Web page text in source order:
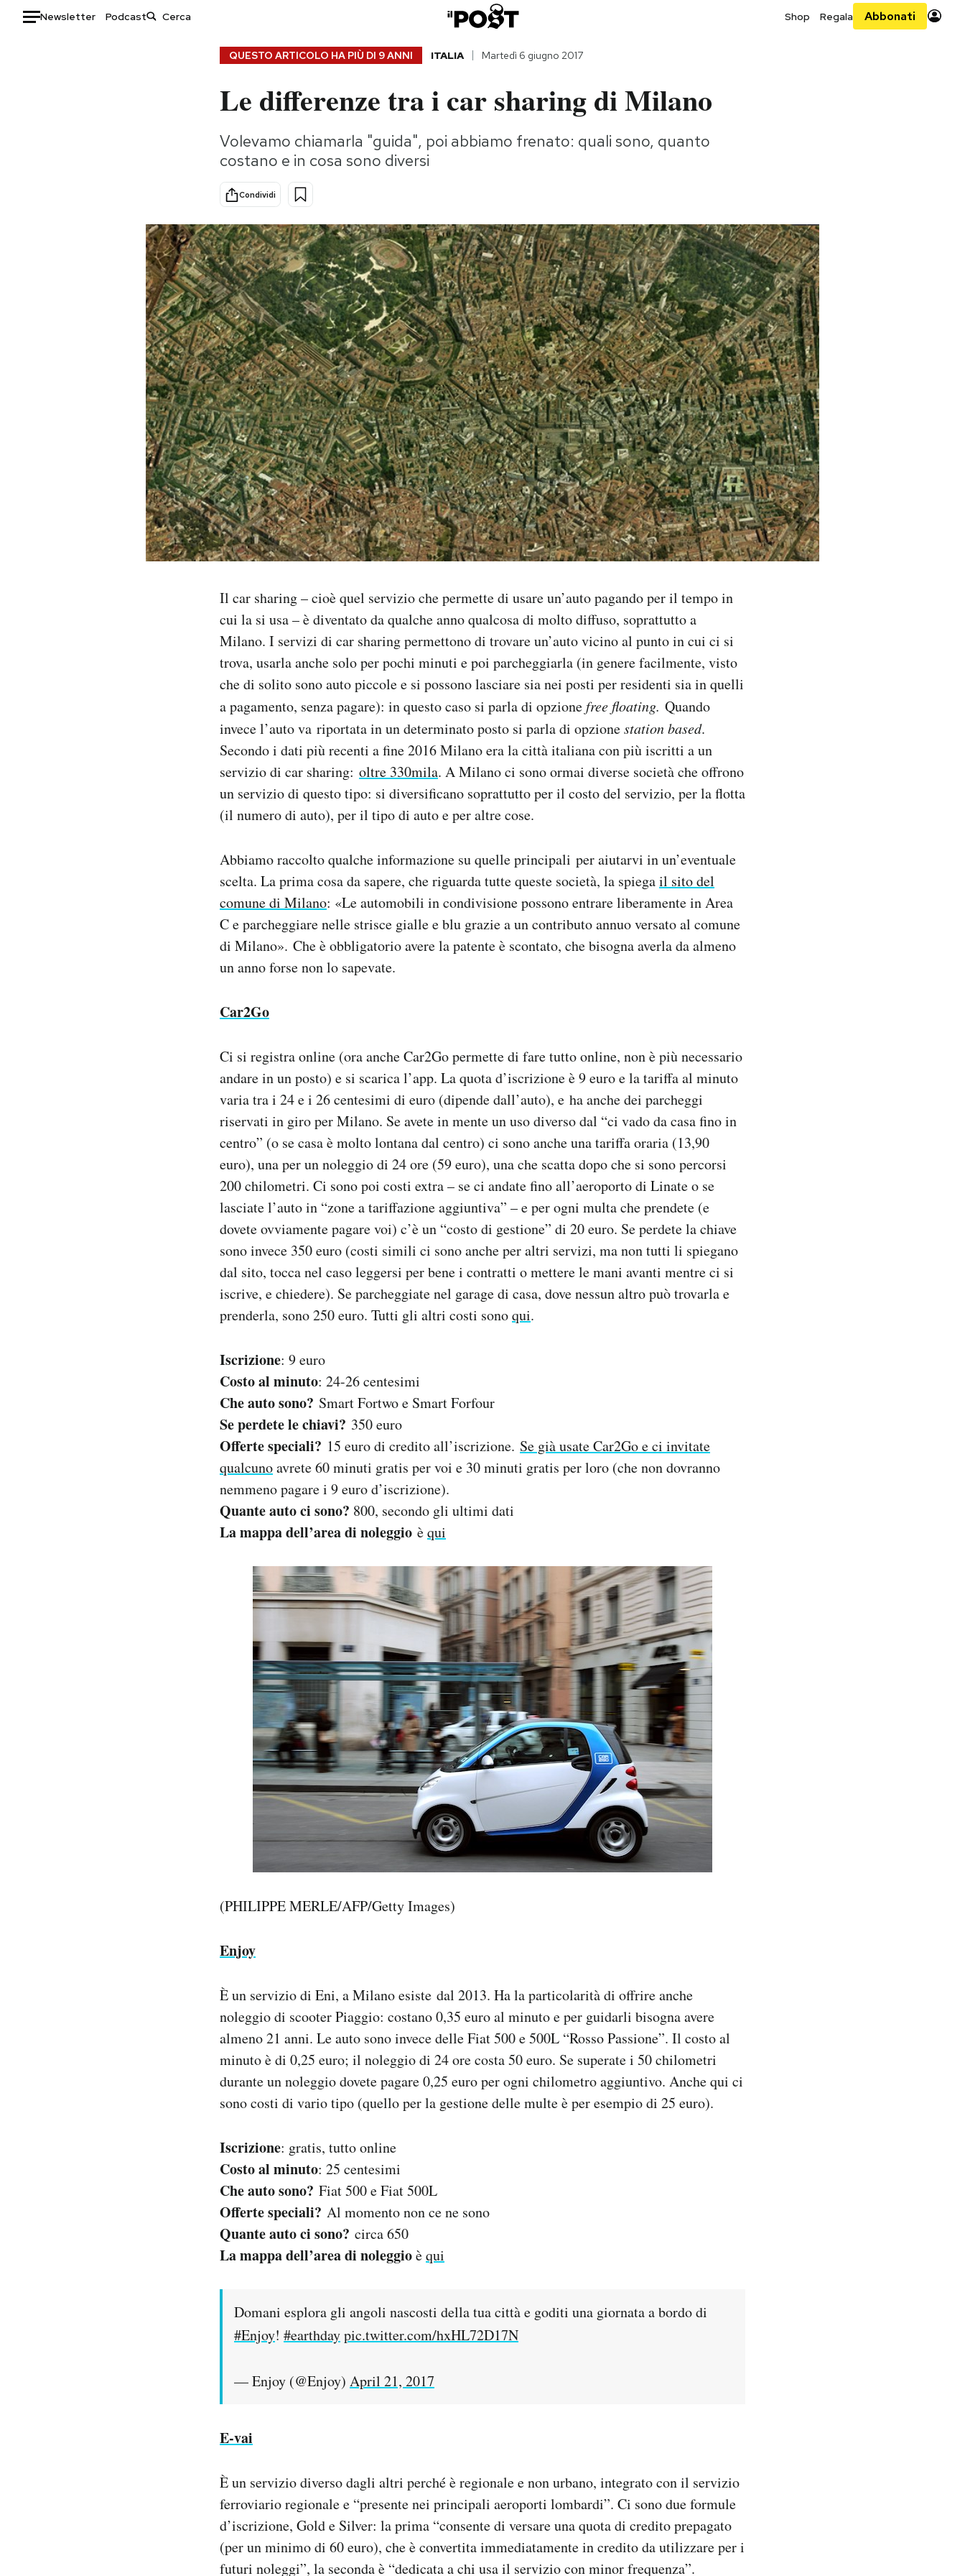
Newsletter Podcast Shop Regala Abbonati
Consumismi
Storie/Idee
Ok Boomer!
Media
Europa
Altrecose
Mondiali calcio 2026
QUESTO ARTICOLO HA PIÙ DI 9 ANNI ITALIA Martedì 6 giugno 2017
Le differenze tra i car sharing di Milano
Volevamo chiamarla "guida", poi abbiamo frenato: quali sono, quanto
costano e in cosa sono diversi
Condividi
Il car sharing – cioè quel servizio che permette di usare un’auto pagando per il tempo in
cui la si usa – è diventato da qualche anno qualcosa di molto diffuso, soprattutto a
Milano. I servizi di car sharing permettono di trovare un’auto vicino al punto in cui ci si
trova, usarla anche solo per pochi minuti e poi parcheggiarla (in genere facilmente, visto
che di solito sono auto piccole e si possono lasciare sia nei posti per residenti sia in quelli
a pagamento, senza pagare): in questo caso si parla di opzionefree floating. Quando
invece l’auto va riportata in un determinato posto si parla di opzionestation based.
Secondo i dati più recenti a fine 2016 Milano era la città italiana con più iscritti a un
servizio di car sharing: oltre 330mila. A Milano ci sono ormai diverse società che offrono
un servizio di questo tipo: si diversificano soprattutto per il costo del servizio, per la flotta
(il numero di auto), per il tipo di auto e per altre cose.
Abbiamo raccolto qualche informazione su quelle principali per aiutarvi in un’eventuale
scelta. La prima cosa da sapere, che riguarda tutte queste società, la spiegail sito del
comune di Milano: «Le automobili in condivisione possono entrare liberamente in Area
C e parcheggiare nelle strisce gialle e blu grazie a un contributo annuo versato al comune
di Milano». Che è obbligatorio avere la patente è scontato, che bisogna averla da almeno
un anno forse non lo sapevate.
Car2Go
Ci si registra online (ora anche Car2Go permette di fare tutto online, non è più necessario
andare in un posto) e si scarica l’app. La quota d’iscrizione è 9 euro e la tariffa al minuto
varia tra i 24 e i 26 centesimi di euro (dipende dall’auto), e ha anche dei parcheggi
riservati in giro per Milano. Se avete in mente un uso diverso dal “ci vado da casa fino in
centro” (o se casa è molto lontana dal centro) ci sono anche una tariffa oraria (13,90
euro), una per un noleggio di 24 ore (59 euro), una che scatta dopo che si sono percorsi
200 chilometri. Ci sono poi costi extra – se ci andate fino all’aeroporto di Linate o se
lasciate l’auto in “zone a tariffazione aggiuntiva” – e per ogni multa che prendete (e
dovete ovviamente pagare voi) c’è un “costo di gestione” di 20 euro. Se perdete la chiave
sono invece 350 euro (costi simili ci sono anche per altri servizi, ma non tutti li spiegano
dal sito, tocca nel caso leggersi per bene i contratti o mettere le mani avanti mentre ci si
iscrive, e chiedere). Se parcheggiate nel garage di casa, dove nessun altro può trovarla e
prenderla, sono 250 euro. Tutti gli altri costi sonoqui.
Iscrizione: 9 euro
Costo al minuto: 24-26 centesimi
Che auto sono? Smart Fortwo e Smart Forfour
Se perdete le chiavi? 350 euro
Offerte speciali? 15 euro di credito all’iscrizione. Se già usate Car2Go e ci invitate
qualcunoavrete 60 minuti gratis per voi e 30 minuti gratis per loro (che non dovranno
nemmeno pagare i 9 euro d’iscrizione).
Quante auto ci sono? 800, secondo gli ultimi dati
La mappa dell’area di noleggio èqui
(PHILIPPE MERLE/AFP/Getty Images)
Enjoy
È un servizio di Eni, a Milano esiste dal 2013. Ha la particolarità di offrire anche
noleggio di scooter Piaggio: costano 0,35 euro al minuto e per guidarli bisogna avere
almeno 21 anni. Le auto sono invece delle Fiat 500 e 500L “Rosso Passione”. Il costo al
minuto è di 0,25 euro; il noleggio di 24 ore costa 50 euro. Se superate i 50 chilometri
durante un noleggio dovete pagare 0,25 euro per ogni chilometro aggiuntivo. Anche qui ci
sono costi di vario tipo (quello per la gestione delle multe è per esempio di 25 euro).
Iscrizione: gratis, tutto online
Costo al minuto: 25 centesimi
Che auto sono? Fiat 500 e Fiat 500L
Offerte speciali? Al momento non ce ne sono
Quante auto ci sono? circa 650
La mappa dell’area di noleggioèqui
Domani esplora gli angoli nascosti della tua città e goditi una giornata a bordo di
#Enjoy! #earthdaypic.twitter.com/hxHL72D17N
— Enjoy (@Enjoy) April 21, 2017
E-vai
È un servizio diverso dagli altri perché è regionale e non urbano, integrato con il servizio
ferroviario regionale e “presente nei principali aeroporti lombardi”. Ci sono due formule
d’iscrizione, Gold e Silver: la prima “consente di versare una quota di credito prepagato
(per un minimo di 60 euro), che è convertita immediatamente in credito da utilizzare per i
futuri noleggi”, la seconda è “dedicata a chi usa il servizio con minor frequenza”.